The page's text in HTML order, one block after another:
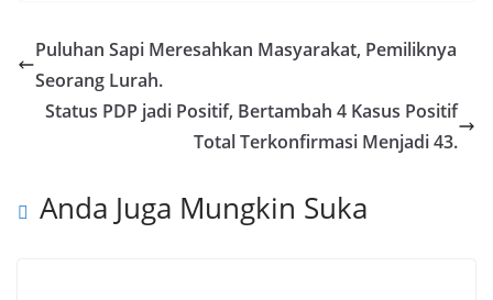
Puluhan Sapi Meresahkan Masyarakat, Pemiliknya
Seorang Lurah.
Status PDP jadi Positif, Bertambah 4 Kasus Positif
Total Terkonfirmasi Menjadi 43.
Anda Juga Mungkin Suka